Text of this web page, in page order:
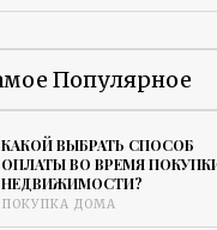
Популярное
КАКОЙ ВЫБРАТЬ СПОСОБ
ОПЛАТЫ ВО ВРЕМЯ
НЕДВИЖИМОСТИ?
ПОКУПКА ДОМА